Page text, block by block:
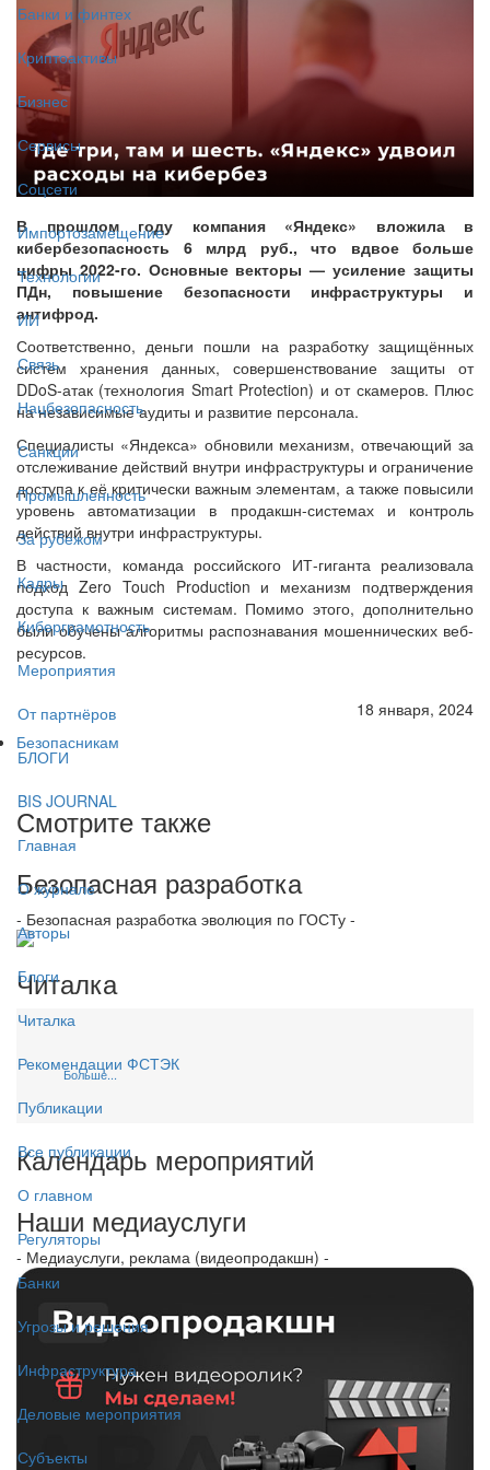
Банки и финтех
Криптоактивы
Бизнес
Сервисы
Соцсети
Импортозамещение
Технологии
ИИ
Связь
Нацбезопасность
Санкции
Промышленность
За рубежом
Кадры
Киберграмотность
Мероприятия
От партнёров
БЛОГИ
BIS JOURNAL
Главная
О журнале
Авторы
Блоги
Читалка
Рекомендации ФСТЭК
Публикации
Все публикации
О главном
Регуляторы
Банки
Угрозы и решения
Инфраструктура
Деловые мероприятия
Субъекты
В прошлом году компания «Яндекс» вложила в
кибербезопасность 6 млрд руб., что вдвое больше
цифры 2022-го. Основные векторы — усиление защиты
ПДн, повышение безопасности инфраструктуры и
антифрод.
Соответственно, деньги пошли на разработку защищённых
систем хранения данных, совершенствование защиты от
DDoS-атак (технология Smart Protection) и от скамеров. Плюс
на независимые аудиты и развитие персонала.
Специалисты «Яндекса» обновили механизм, отвечающий за
отслеживание действий внутри инфраструктуры и ограничение
доступа к её критически важным элементам, а также повысили
уровень автоматизации в продакшн-системах и контроль
действий внутри инфраструктуры.
В частности, команда российского ИТ-гиганта реализовала
подход Zero Touch Production и механизм подтверждения
доступа к важным системам. Помимо этого, дополнительно
были обучены алгоритмы распознавания мошеннических веб-
ресурсов.
18 января, 2024
Безопасникам
Смотрите также
Безопасная разработка
- Безопасная разработка эволюция по ГОСТу -
Читалка
Больше...
Календарь мероприятий
Наши медиауслуги
- Медиауслуги, реклама (видеопродакшн) -